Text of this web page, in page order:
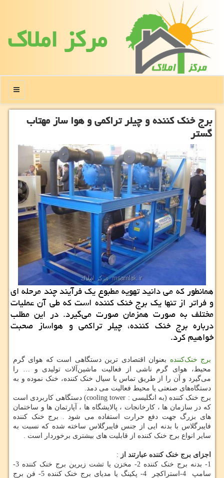
مركز املاك
منو
برج خنك كننده و چیلر تراكمی و هوا ساز مهتاب
گستر
همانطور كه می دانید تهویه مطبوع یك فرآیند چند مرحله ای
و فراتر از تنها یك برج خنك كننده است كه طی آن عملیات
مختلف به صورت همزمان صورت می‌گیرد. در این مطلب
درباره برج خنك كننده، چیلر تراكمی و هواساز صحبت
خواهیم كرد.
برج خنک‌کننده بعنوان اقتصادی ترین دستگاهی است که هوای گرم
محیط، هوای گرم ناشی از فعالیت ماشین‌آلات تولیدی و … را
می‌گیرد و آن را از طریق تماس با سیال خنک کننده، خنک نموده و به
دستگاه‌های صنعتی یا محیط فعالیت می دمد.
برج خنک کننده (به انگلیسی : cooling tower) دستگاهی کاربردی است
که در سازمان ها ، کارخانجات ، پالایشگاه ها ، آپارتمان ها و ساختمان
های بزرگ جهت دفع حرارت استفاده می شود . برج خنک کننده
فایبرگلاس با بدنه ایی از جنس فایبرگلاس ساخته شده که نسبت به
سایر انواع برج خنک کننده از قابلیت های بیشتری برخوردار است .
اجزای برج خنک کننده عبارتند از :
1- بدنه برج خنک کننده 2- مخزن یا تشت زیرین برج خنک کننده 3-
سامپ 4-استراکچر 4- پکینگ یا مدیای برج خنک کننده 5- فن برج